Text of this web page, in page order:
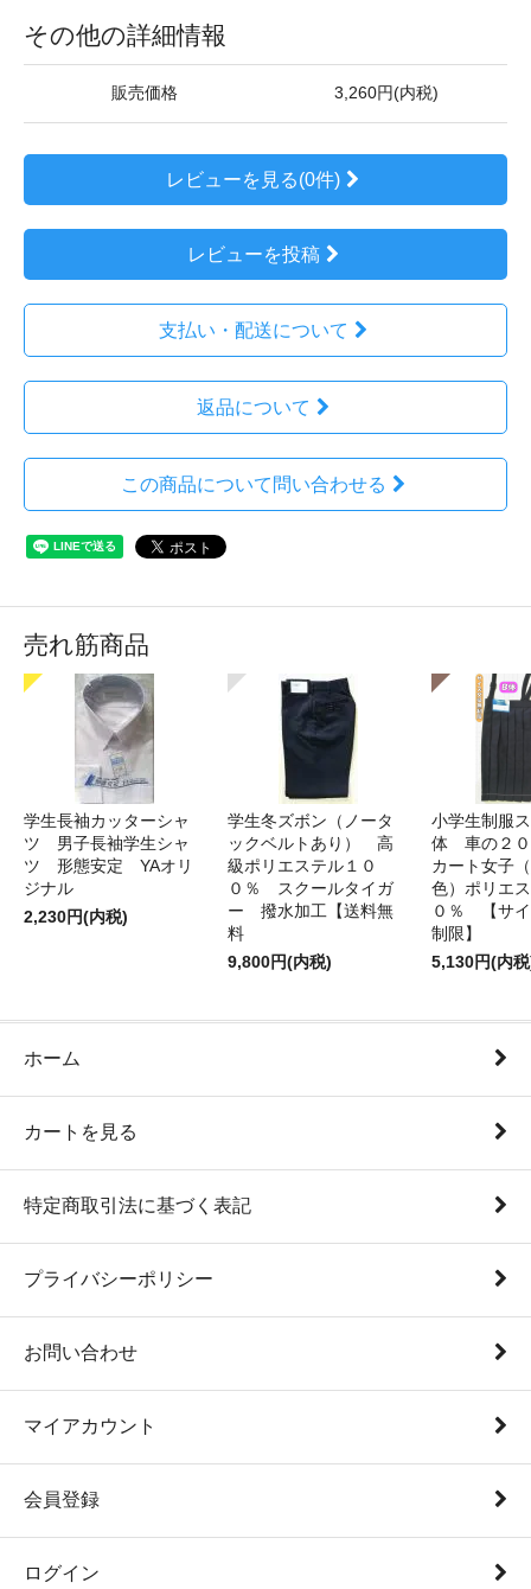
その他の詳細情報
販売価格 3,260円(内税)
レビューを見る(0件)
レビューを投稿
支払い・配送について
返品について
この商品について問い合わせる
売れ筋商品
学生長袖カッターシャ
ツ 男子長袖学生シャ
ツ 形態安定 YAオリ
ジナル
2,230円(内税)
学生冬ズボン（ノータ
ックベルトあり） 高
級ポリエステル１０
０％ スクールタイガ
ー 撥水加工【送料無
料
9,800円(内税)
小学生制服
体 車の２０
カート女子
色）ポリエ
０％ 【サ
制限】
5,130円(内
ホーム
カートを見る
特定商取引法に基づく表記
プライバシーポリシー
お問い合わせ
マイアカウント
会員登録
ログイン